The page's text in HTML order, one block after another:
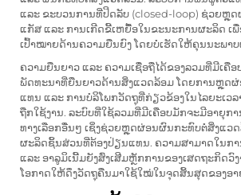
ແລະ ຂະບວນການທີ່ປິດລັບ (closed-loop) ຊ່ວຍຫຼຸ
ແກັສ ແລະ ການເກີດຂີ້ເຫຍື້ອໃນຂະນະການຜະລິດ
ເປົ້າໝາຍດ້ານຄວາມຍືນຍົງ ໂດຍບໍ່ເຮັດໃຫ້ຄຸນນະພາ
ຄວາມຍືນຍາວ ແລະ ຄວາມເຊື່ອຖືໄດ້ຂອງລວມທີ່ມີເຄື
ພັດທະນາທີ່ຍືນຍາວດ້ານສິ່ງແວດລ້ອມ ໂດຍການຫຼຸດ
ແທນ ແລະ ການບໍລິໂພກວັດຖຸທີ່ກ່ຽວຂ້ອງໃນໄລຍະເວ
ຖືກໃຊ້ງານ. ລະບົບທີ່ໃຊ້ລວມທີ່ມີເຄືອບມັກຈະມີອາຍຸກ
ທາງເລືອກອື່ນໆ ເຊິ່ງຊ່ວຍຫຼຸດຜ່ອນຜົນກະທົບຕໍ່ສິ່ງແວ
ຜະລິດຊິ້ນສ່ວນທີ່ຕ້ອງປ່ຽນແທນ. ຄວາມສາມາດໃນກາ
ແລະ ອາລູມິເນີ້ມຍັງສົ່ງເສີມຫຼັກການຂອງເສດຖະກິດວົ
ໂອກາດໃຫ້ດຶງວັດຖຸຄືນມາໃຊ້ໃໝ່ໃນຈຸດສິ້ນສຸດຂອງອາ